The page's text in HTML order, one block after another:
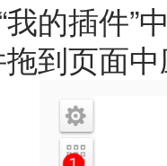
的插件”
到页面